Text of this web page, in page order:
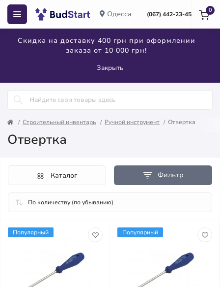
Одесса (067) 442-23-45
Скидка на доставку 400 грн при оформлении
заказа от 10 000 грн!
Закрыть
0
Строительный инвентарь Ручной инструмент Отвертка
Отвертка
Фильтр
Каталог
Популярный Популярный